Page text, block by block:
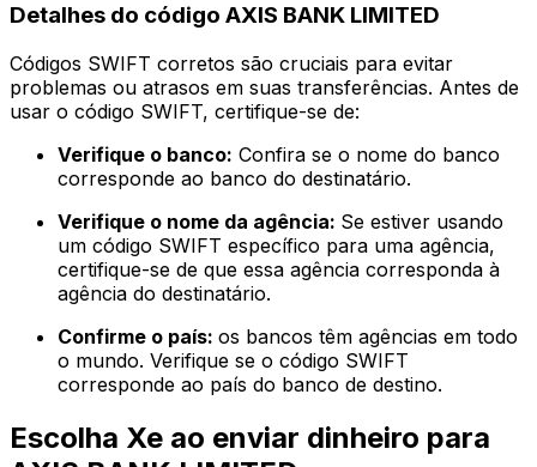
Detalhes do código AXIS BANK LIMITED
Códigos SWIFT corretos são cruciais para evitar
problemas ou atrasos em suas transferências. Antes de
usar o código SWIFT, certifique-se de:
Verifique o banco: Confira se o nome do banco
corresponde ao banco do destinatário.
Verifique o nome da agência: Se estiver usando
um código SWIFT específico para uma agência,
certifique-se de que essa agência corresponda à
agência do destinatário.
Confirme o país: os bancos têm agências em todo
o mundo. Verifique se o código SWIFT
corresponde ao país do banco de destino.
Escolha Xe ao enviar dinheiro para